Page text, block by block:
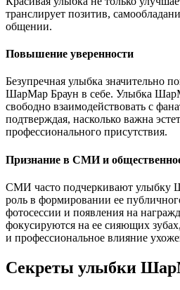
транслирует позитив,
общении.
Повышение уверенности
Безупречная улыбка значительно
ШарМар Браун в себе. Улыбка
свободно взаимодействовать с
подтверждая, насколько важна
профессионального присутствия.
Признание в СМИ и
СМИ часто подчеркивают улыбку
роль в формировании ее
фотосессии и появления на
фокусируются на ее сияющих
и профессиональное влияние
Секреты улыбки